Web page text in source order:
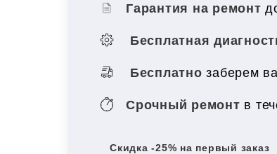
Гарантия на ремонт
Бесплатная
Бесплатно заберем
Срочный ремонт в
Скидка -25% на первый заказ